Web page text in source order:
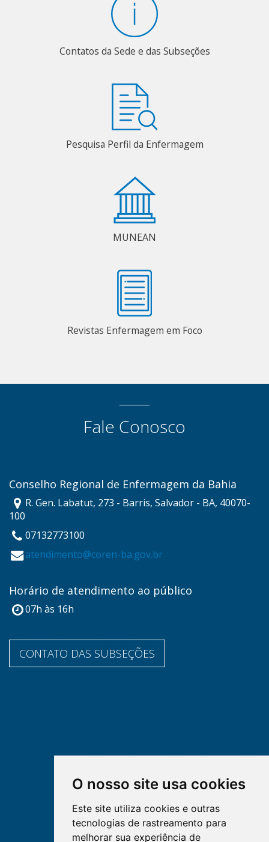
O nosso site usa cookies
Este site utiliza cookies e outras
tecnologias de rastreamento para
melhorar sua experiência de
Contatos da Sede e das Subseções
Pesquisa Perfil da Enfermagem
MUNEAN
Revistas Enfermagem em Foco
Fale Conosco
Conselho Regional de Enfermagem da Bahia
R. Gen. Labatut, 273 - Barris, Salvador - BA, 40070-
100
07132773100
atendimento@coren-ba.gov.br
Horário de atendimento ao público
07h às 16h
CONTATO DAS SUBSEÇÕES